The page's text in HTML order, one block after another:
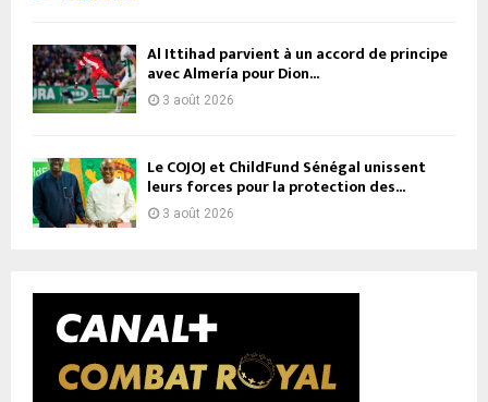
Al Ittihad parvient à un accord de principe
avec Almería pour Dion...
3 août 2026
Le COJOJ et ChildFund Sénégal unissent
leurs forces pour la protection des...
3 août 2026